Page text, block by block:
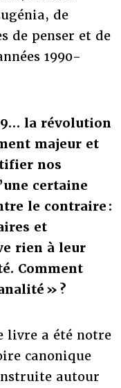
de
de penser et de
1990-
la révolution
majeur et
nos
certaine
le contraire :
et
rien à leur
Comment
» ?
livre a été notre
canonique
autour